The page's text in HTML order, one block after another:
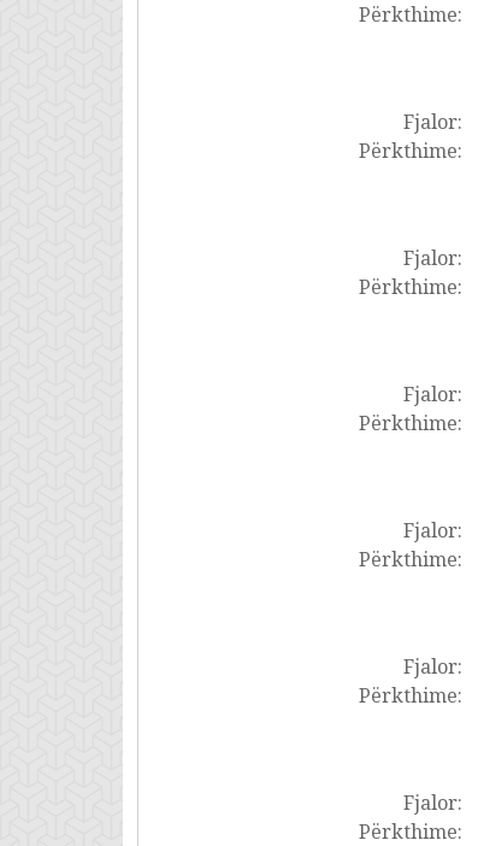
Përkthime:
Fjalor:
Përkthime:
Fjalor:
Përkthime:
Fjalor:
Përkthime:
Fjalor:
Përkthime:
Fjalor:
Përkthime:
Fjalor:
Përkthime: